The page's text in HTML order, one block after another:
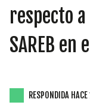
respecto
SAREB
RESPONDIDA